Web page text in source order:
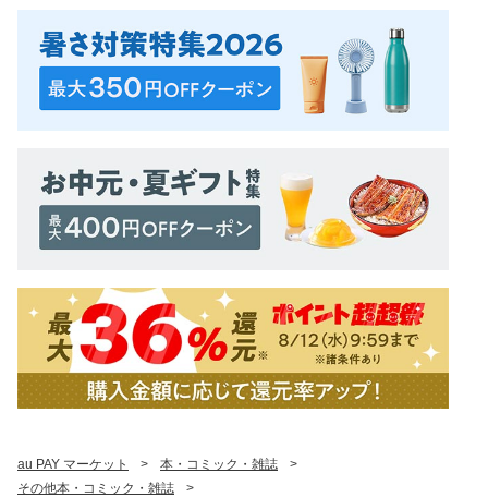
au PAY マーケット > 本・コミック・雑誌
>
その他本・コミック・雑誌
>